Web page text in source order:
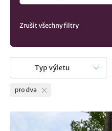
Zrušit všechny filtry
Typ výletu
pro dva